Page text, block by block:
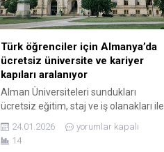
Türk öğrenciler için Almanya’da
ücretsiz üniversite ve kariyer
kapıları aralanıyor
Alman Üniversiteleri sundukları
ücretsiz eğitim, staj ve iş olanakları ile
Devam Ediyor! Almanya, üniversite
eğitimi alanında sunduğu yüksek
24.01.2026
yorumlar kapalı
14